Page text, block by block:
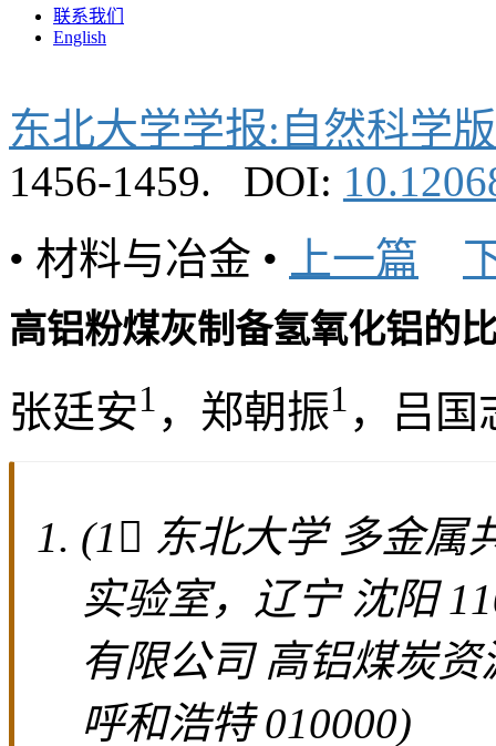
联系我们
English
东北大学学报:自然科学版
1456-1459.
DOI:
• 材料与冶金 •
上一篇
高铝粉煤灰制备氢氧化铝的
张廷安1 ，郑朝振1 ，吕国
(1 东北大学 多金属
实验室，辽宁 沈阳
有限公司 高铝煤炭
呼和浩特 010000)